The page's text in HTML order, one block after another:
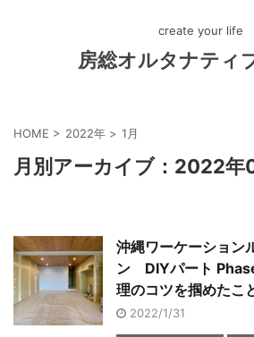
create your life
房総オルタナティ
HOME > 2022年 > 1月
月別アーカイブ：2022年
沖縄ワーケーション
ン DIYパート
理のコツを掴めたこ
2022/1/31